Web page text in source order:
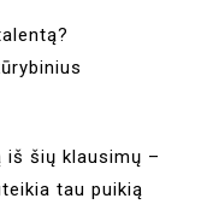
iš šių klausimų –
tau puikią